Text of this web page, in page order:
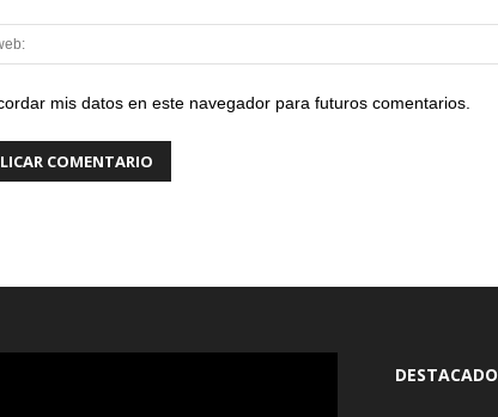
mis datos en este navegador para futuros comentarios.
DESTACADO